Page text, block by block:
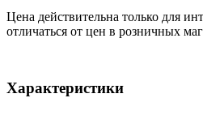
Цена действительна только для
отличаться от цен в розничных
Характеристики